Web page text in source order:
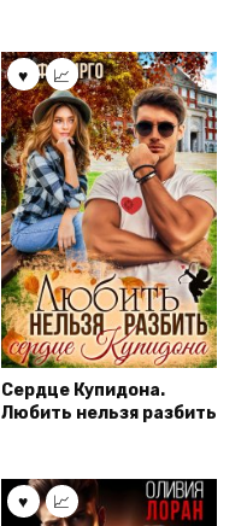
Сердце Купидона.
Любить нельзя разбить